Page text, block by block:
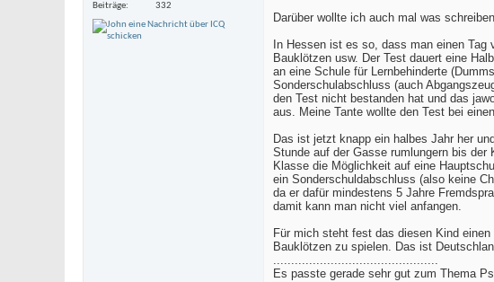
Beiträge
332
Darüber wollte ich auch mal was
In Hessen ist es so, dass man einen
Bauklötzen usw. Der Test dauert eine
an eine Schule für Lernbehinderte
Sonderschulabschluss (auch
den Test nicht bestanden hat und das
aus. Meine Tante wollte den Test bei
Das ist jetzt knapp ein halbes Jahr her
Stunde auf der Gasse rumlungern bis
Klasse die Möglichkeit auf eine
ein Sonderschuldabschluss (also keine
da er dafür mindestens 5 Jahre
damit kann man nicht viel anfangen.
Für mich steht fest das diesen Kind
Bauklötzen zu spielen. Das ist
..............................................
Es passte gerade sehr gut zum Thema